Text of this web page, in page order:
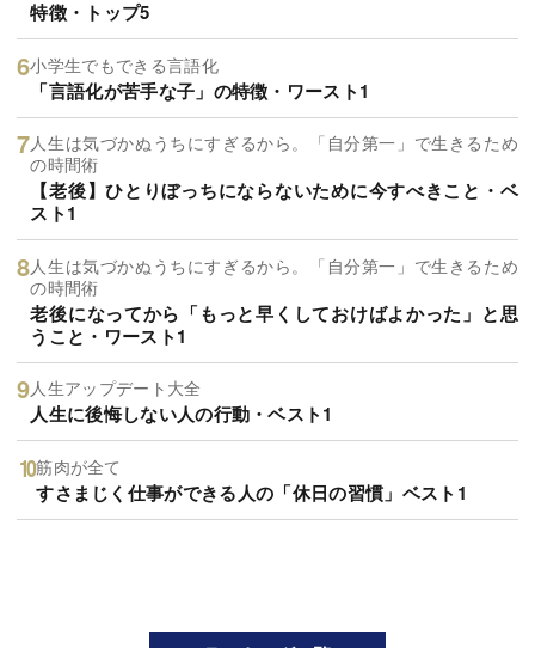
特徴・トップ5
小学生でもできる言語化
「言語化が苦手な子」の特徴・ワースト1
人生は気づかぬうちにすぎるから。「自分第一」で生きるため
の時間術
【老後】ひとりぼっちにならないために今すべきこと・ベ
スト1
人生は気づかぬうちにすぎるから。「自分第一」で生きるため
の時間術
老後になってから「もっと早くしておけばよかった」と思
うこと・ワースト1
人生アップデート大全
人生に後悔しない人の行動・ベスト1
筋肉が全て
すさまじく仕事ができる人の「休日の習慣」ベスト1